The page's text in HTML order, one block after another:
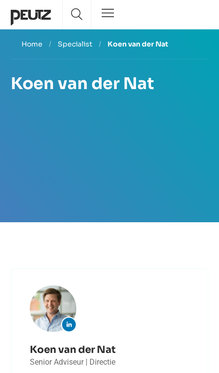
Home / Specialist / Koen van der Nat
Koen van der Nat
Koen van der Nat
Senior Adviseur | Directie